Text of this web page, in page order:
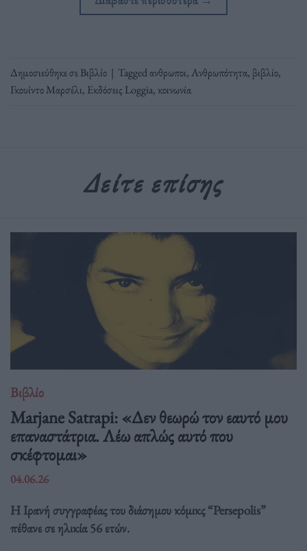
Δημοσιεύθηκε σεΒιβλίο | Taggedανθρωποι,Ανθρωπότητα, βιβλίο,
Γκουίντο Μαρσέλι, Εκδόσεις Loggia,κοινωνία
Δείτε επίσης
Βιβλίο
Marjane Satrapi: «Δεν θεωρώ τον εαυτό μου
επαναστάτρια. Λέω απλώς αυτό που
σκέφτομαι»
04.06.26
Η Ιρανή συγγραφέας του διάσημου κόμικς “Persepolis”
πέθανε σε ηλικία 56 ετών.